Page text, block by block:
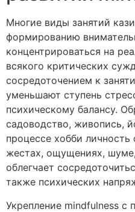
Многие виды занятий
формированию
концентрироваться на
всякого критических
сосредоточением к
уменьшают ступень
психическому балансу.
садоводство, живопись,
процессе хобби личность
жестах, ощущениях,
облегчает
также психических
Укрепление mindfulness с